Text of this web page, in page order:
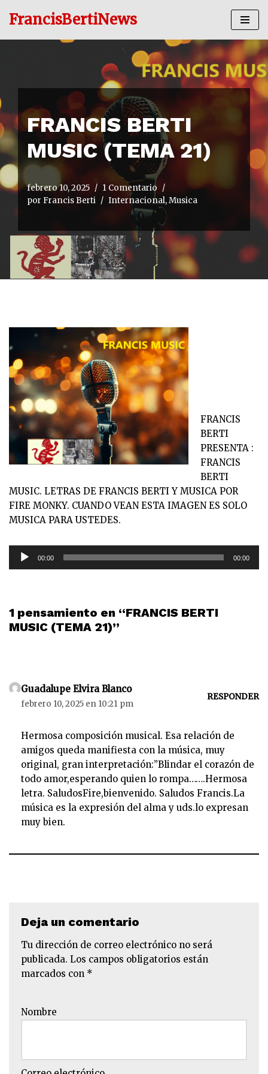
FrancisBertiNews
FRANCIS BERTI
MUSIC (TEMA 21)
febrero 10, 2025
1 Comentario
por Francis Berti Internacional,Musica
FRANCIS
BERTI
PRESENTA :
FRANCIS
BERTI
MUSIC. LETRAS DE FRANCIS BERTI Y MUSICA POR
FIRE MONKY. CUANDO VEAN ESTA IMAGEN ES SOLO
MUSICA PARA USTEDES.
o
d
o
r
00:00 00:00
1 pensamiento en “FRANCIS BERTI
MUSIC (TEMA 21)”
Guadalupe Elvira Blanco
febrero 10, 2025 en 10:21 pm
RESPONDER
Hermosa composición musical. Esa relación de
amigos queda manifiesta con la música, muy
original, gran interpretación:”Blindar el corazón de
todo amor,esperando quien lo rompa…….Hermosa
letra. SaludosFire,bienvenido. Saludos Francis.La
música es la expresión del alma y uds.lo expresan
muy bien.
Deja un comentario
Tu dirección de correo electrónico no será
publicada. Los campos obligatorios están
marcados con *
Nombre